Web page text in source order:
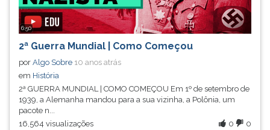
6:50
2ª Guerra Mundial | Como Começou
por Algo Sobre 10 anos atrás
em História
2ª GUERRA MUNDIAL | COMO COMEÇOU Em 1º de setembro de
1939, a Alemanha mandou para a sua vizinha, a Polônia, um
pacote n...
0
0
16,564 visualizações